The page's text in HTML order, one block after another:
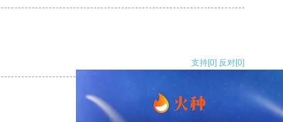
支持[0] 反对[0]